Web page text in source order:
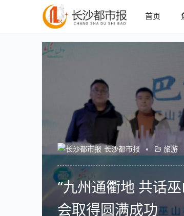
首页
长沙都市报 • 旅游
“九州通衢地 共话
会取得圆满成功